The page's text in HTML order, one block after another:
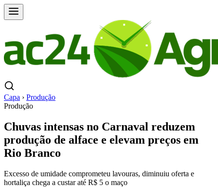
Capa › Produção
Produção
Chuvas intensas no Carnaval reduzem
produção de alface e elevam preços em
Rio Branco
Excesso de umidade comprometeu lavouras, diminuiu oferta e
hortaliça chega a custar até R$ 5 o maço